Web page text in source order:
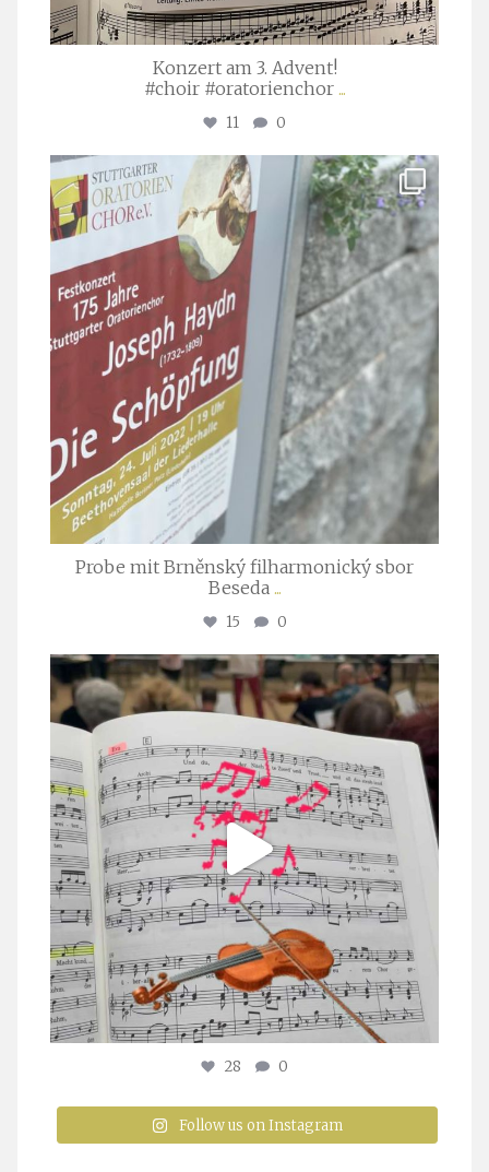
Konzert am 3. Advent!
#choir #oratorienchor ...
11 0
stuttgarter_oratorienchor
Juli 23
Probe mit Brněnský filharmonický sbor
Beseda ...
15 0
stuttgarter_oratorienchor
Juli 23
28 0
Follow us on Instagram